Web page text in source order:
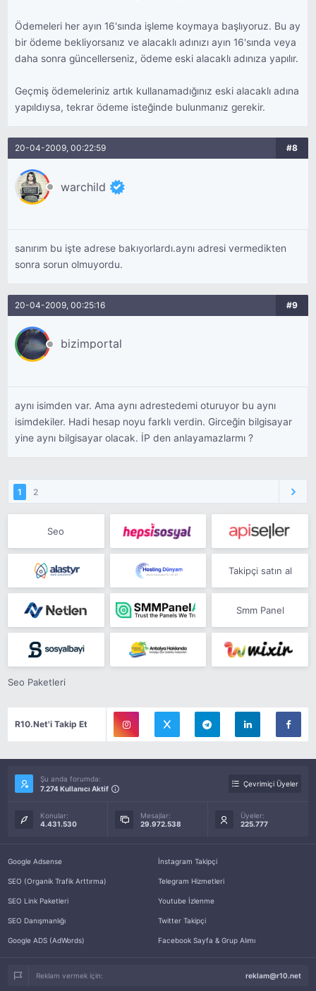
Ödemeleri her ayın 16'sında işleme koymaya başlıyoruz. Bu ay
bir ödeme bekliyorsanız ve alacaklı adınızı ayın 16'sında veya
daha sonra güncellerseniz, ödeme eski alacaklı adınıza yapılır.
Geçmiş ödemeleriniz artık kullanamadığınız eski alacaklı adına
yapıldıysa, tekrar ödeme isteğinde bulunmanız gerekir.
20-04-2009, 00:22:59 #8
warchild
sanırım bu işte adrese bakıyorlardı.aynı adresi vermedikten
sonra sorun olmuyordu.
20-04-2009, 00:25:16 #9
bizimportal
aynı isimden var. Ama aynı adrestedemi oturuyor bu aynı
isimdekiler. Hadi hesap noyu farklı verdin. Girceğin bilgisayar
yine aynı bilgisayar olacak. İP den anlayamazlarmı ?
1 2
Seo
Takipçi satın al
Smm Panel
Seo Paketleri
R10.Net'i Takip Et
Şu anda forumda:
7.274 Kullanıcı Aktif
Çevrimiçi Üyeler
Konular:
4.431.530
Mesajlar:
29.972.538
Üyeler:
225.777
Google Adsense
SEO (Organik Trafik Arttırma)
SEO Link Paketleri
SEO Danışmanlığı
Google ADS (AdWords)
İnstagram Takipçi
Telegram Hizmetleri
Youtube İzlenme
Twitter Takipçi
Facebook Sayfa & Grup Alımı
Reklam vermek için: reklam@r10.net